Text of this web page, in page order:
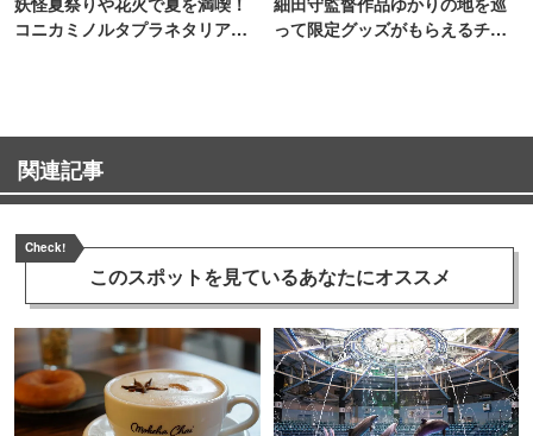
コニカミノルタプラネタリア
って限定グッズがもらえるチャ
関連記事
Check!
このスポットを見ているあなたにオススメ